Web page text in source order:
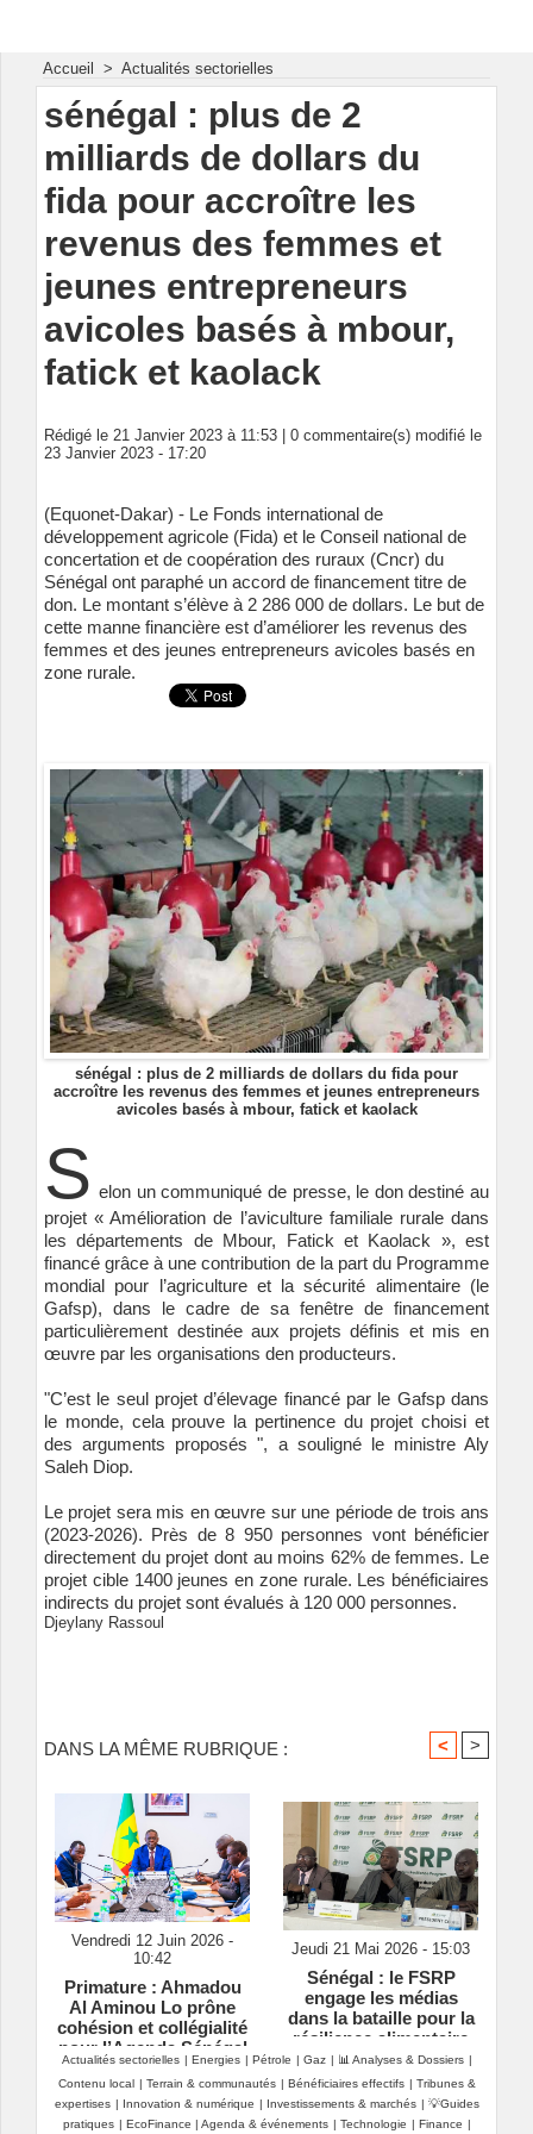
Accueil > Actualités sectorielles
sénégal : plus de 2
milliards de dollars du
fida pour accroître les
revenus des femmes et
jeunes entrepreneurs
avicoles basés à mbour,
fatick et kaolack
Rédigé le 21 Janvier 2023 à 11:53 | 0 commentaire(s) modifié le
23 Janvier 2023 - 17:20
(Equonet-Dakar) - Le Fonds international de
développement agricole (Fida) et le Conseil national de
concertation et de coopération des ruraux (Cncr) du
Sénégal ont paraphé un accord de financement titre de
don. Le montant s’élève à 2 286 000 de dollars. Le but de
cette manne financière est d’améliorer les revenus des
femmes et des jeunes entrepreneurs avicoles basés en
zone rurale.
sénégal : plus de 2 milliards de dollars du fida pour
accroître les revenus des femmes et jeunes entrepreneurs
avicoles basés à mbour, fatick et kaolack
S elon un communiqué de presse, le don destiné au
projet « Amélioration de l’aviculture familiale rurale dans
les départements de Mbour, Fatick et Kaolack », est
financé grâce à une contribution de la part du Programme
mondial pour l’agriculture et la sécurité alimentaire (le
Gafsp), dans le cadre de sa fenêtre de financement
particulièrement destinée aux projets définis et mis en
œuvre par les organisations den producteurs.
"C’est le seul projet d’élevage financé par le Gafsp dans
le monde, cela prouve la pertinence du projet choisi et
des arguments proposés ", a souligné le ministre Aly
Saleh Diop.
Le projet sera mis en œuvre sur une période de trois ans
(2023-2026). Près de 8 950 personnes vont bénéficier
directement du projet dont au moins 62% de femmes. Le
projet cible 1400 jeunes en zone rurale. Les bénéficiaires
indirects du projet sont évalués à 120 000 personnes.
Djeylany Rassoul
DANS LA MÊME RUBRIQUE : < >
Vendredi 12 Juin 2026 -
10:42
Primature : Ahmadou
Al Aminou Lo prône
cohésion et collégialité
pour l’Agenda Sénégal
2050
Jeudi 21 Mai 2026 - 15:03
Sénégal : le FSRP
engage les médias
dans la bataille pour la
résilience alimentaire
Actualités sectorielles | Energies | Pétrole | Gaz | 📊 Analyses & Dossiers |
Contenu local | Terrain & communautés | Bénéficiaires effectifs | Tribunes &
expertises | Innovation & numérique | Investissements & marchés | 💡Guides
pratiques | EcoFinance | Agenda & événements | Technologie | Finance |